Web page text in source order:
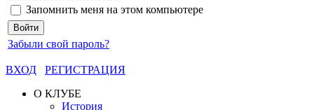
Запомнить меня на этом компьютере
Забыли свой пароль?
ВХОД
РЕГИСТРАЦИЯ
О КЛУБЕ
История